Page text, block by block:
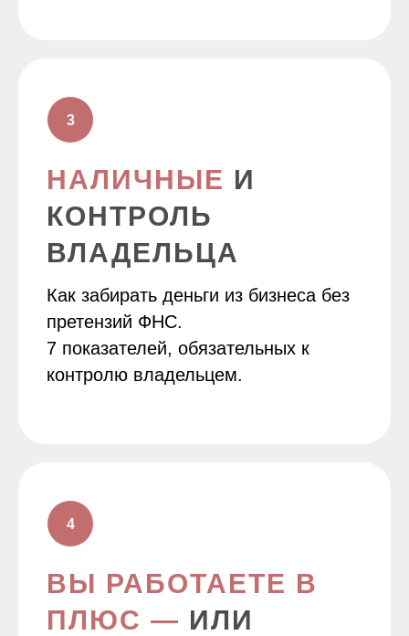
НАЛИЧНЫЕ И
КОНТРОЛЬ
ВЛАДЕЛЬЦА
Как забирать деньги из бизнеса без
претензий ФНС.
7 показателей, обязательных к
контролю владельцем.
ВЫ РАБОТАЕТЕ В
ПЛЮС — ИЛИ